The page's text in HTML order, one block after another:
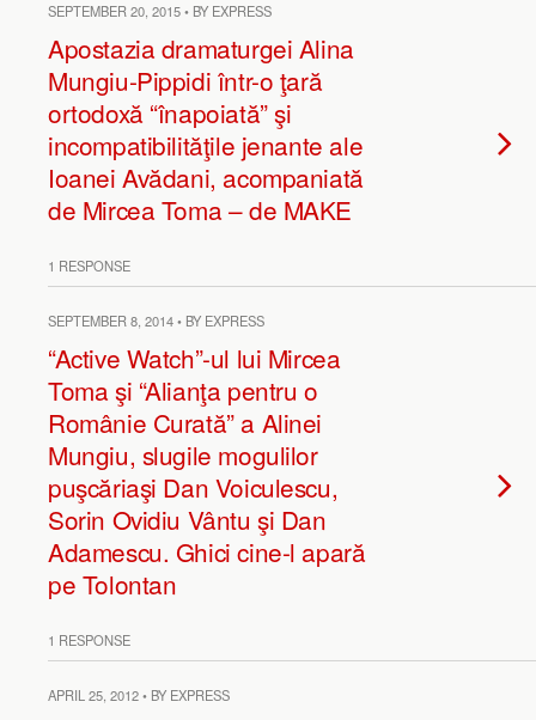
SEPTEMBER 20, 2015 • BY EXPRESS
Apostazia dramaturgei Alina
Mungiu-Pippidi într-o ţară
ortodoxă “înapoiată” şi
incompatibilităţile jenante ale
Ioanei Avădani, acompaniată
de Mircea Toma – de MAKE
1 RESPONSE
SEPTEMBER 8, 2014 • BY EXPRESS
“Active Watch”-ul lui Mircea
Toma şi “Alianţa pentru o
Românie Curată” a Alinei
Mungiu, slugile mogulilor
puşcăriaşi Dan Voiculescu,
Sorin Ovidiu Vântu şi Dan
Adamescu. Ghici cine-l apară
pe Tolontan
1 RESPONSE
APRIL 25, 2012 • BY EXPRESS